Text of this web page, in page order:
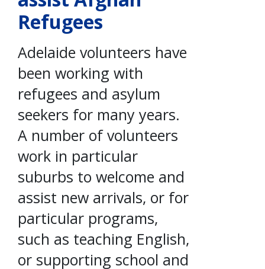
Refugees
Adelaide volunteers have
been working with
refugees and asylum
seekers for many years.
A number of volunteers
work in particular
suburbs to welcome and
assist new arrivals, or for
particular programs,
such as teaching English,
or supporting school and